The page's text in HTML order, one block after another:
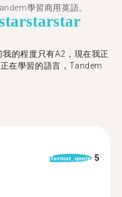
學習商用英語。
starstar
的程度只有A2，現在我正
在學習的語言，Tandem
format_quote 5